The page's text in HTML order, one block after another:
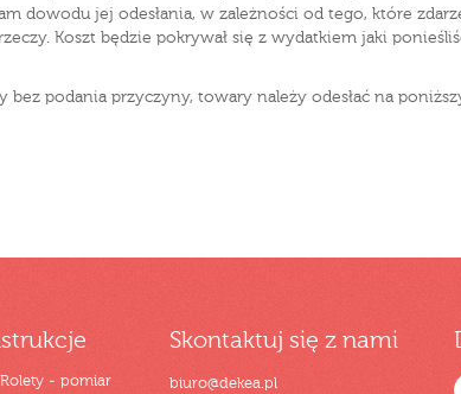
dowodu jej odesłania, w zależności od tego, które
Koszt będzie pokrywał się z wydatkiem jaki
podania przyczyny, towary należy odesłać na
- pomiar
Skontaktuj się z nami
biuro@dekea.pl